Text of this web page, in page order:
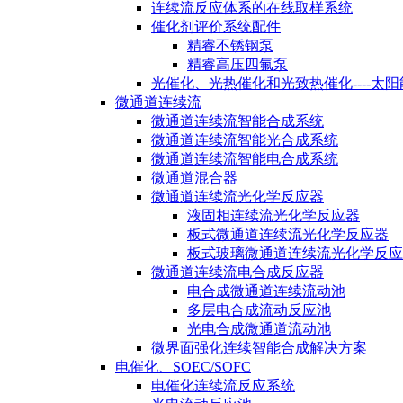
连续流反应体系的在线取样系统
催化剂评价系统配件
精睿不锈钢泵
精睿高压四氟泵
光催化、光热催化和光致热催化----太阳
微通道连续流
微通道连续流智能合成系统
微通道连续流智能光合成系统
微通道连续流智能电合成系统
微通道混合器
微通道连续流光化学反应器
液固相连续流光化学反应器
板式微通道连续流光化学反应器
板式玻璃微通道连续流光化学反
微通道连续流电合成反应器
电合成微通道连续流动池
多层电合成流动反应池
光电合成微通道流动池
微界面强化连续智能合成解决方案
电催化、SOEC/SOFC
电催化连续流反应系统